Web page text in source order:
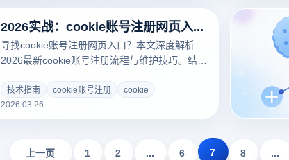
2026实战：cookie账号注册网页入口怎么进？详解cookie账号注册流程
寻找cookie账号注册网页入口？本文深度解析
2026最新cookie账号注册流程与维护技巧。结合
技，教您如何零风险实现多账号矩阵运营，彻底
告别关联封号，点击获取专业出海提效方案！
技术指南 cookie账号注册
cookie
2026.03.26
上一页 1 2 ... 6 7 8 ...